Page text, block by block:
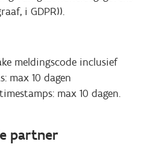
i GDPR)).
meldingscode inclusief
max 10 dagen
max 10 dagen.
partner